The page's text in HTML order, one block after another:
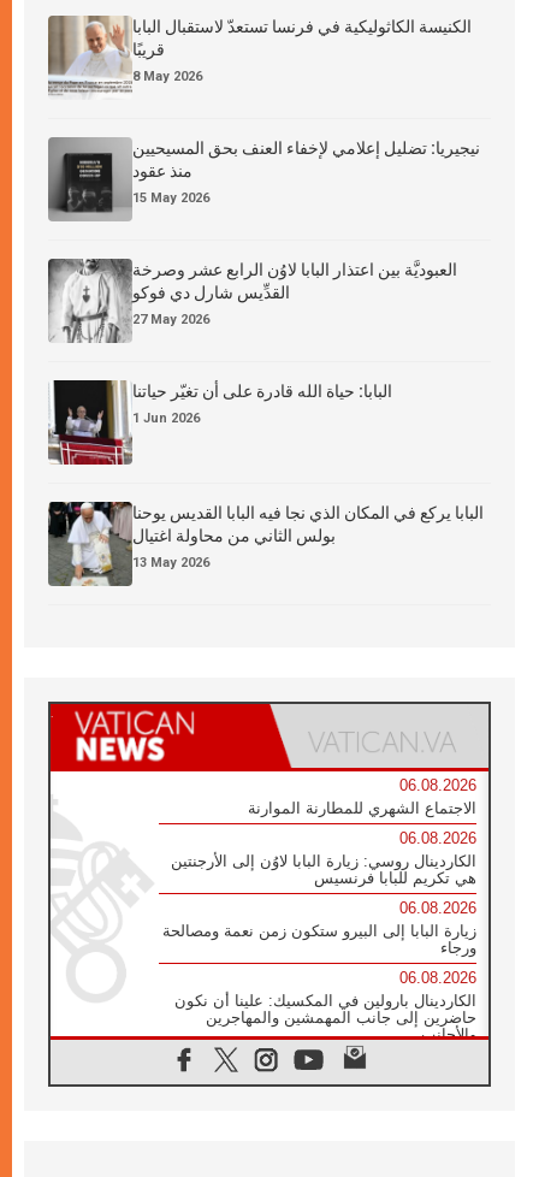
الكنيسة الكاثوليكية في فرنسا تستعدّ لاستقبال البابا
قريبًا
8 May 2026
نيجيريا: تضليل إعلامي لإخفاء العنف بحق المسيحيين
منذ عقود
15 May 2026
العبوديَّة بين اعتذار البابا لاوُن الرابع عشر وصرخة
القدِّيس شارل دي فوكو
27 May 2026
البابا: حياة الله قادرة على أن تغيّر حياتنا
1 Jun 2026
البابا يركع في المكان الذي نجا فيه البابا القديس يوحنا
بولس الثاني من محاولة اغتيال
13 May 2026
06.08.2026
الاجتماع الشهري للمطارنة الموارنة
06.08.2026
الكاردينال روسي: زيارة البابا لاوُن إلى الأرجنتين
هي تكريم للبابا فرنسيس
06.08.2026
زيارة البابا إلى البيرو ستكون زمن نعمة ومصالحة
ورجاء
06.08.2026
الكاردينال بارولين في المكسيك: علينا أن نكون
حاضرين إلى جانب المهمشين والمهاجرين
والأجانب
البابا لاوُن الرابع عشر للشباب في أسيزي: